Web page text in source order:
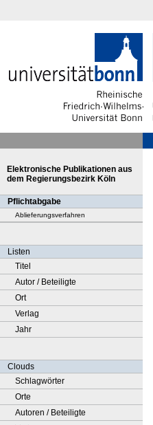
Elektronische Publikationen aus
dem Regierungsbezirk Köln
Pflichtabgabe
Ablieferungsverfahren
Listen
Titel
Autor / Beteiligte
Ort
Verlag
Jahr
Clouds
Schlagwörter
Orte
Autoren / Beteiligte